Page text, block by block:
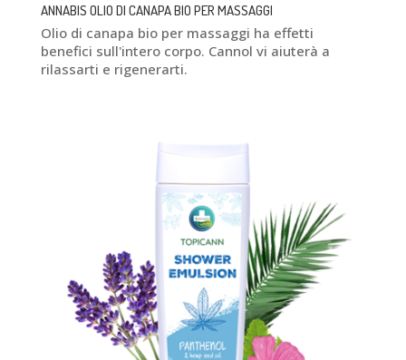
ANNABIS OLIO DI CANAPA BIO PER MASSAGGI
Olio di canapa bio per massaggi ha effetti
benefici sull'intero corpo. Cannol vi aiuterà a
rilassarti e rigenerarti.